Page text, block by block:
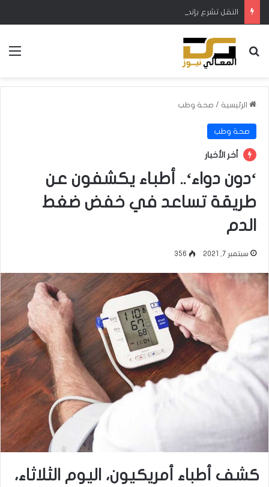
بحث عن
الرئيسية / صحة وطب
صحة وطب
أخر الأخبار
‘دون دواء‘.. أطباء يكشفون عن
طريقة تساعد في خفض ضغط
الدم
سبتمبر 7, 2021 356
كشف أطباء أمريكيون، اليوم الثلاثاء،